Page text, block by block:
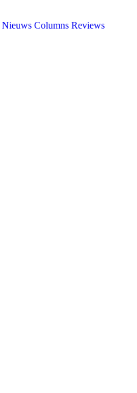
Nieuws Columns Reviews